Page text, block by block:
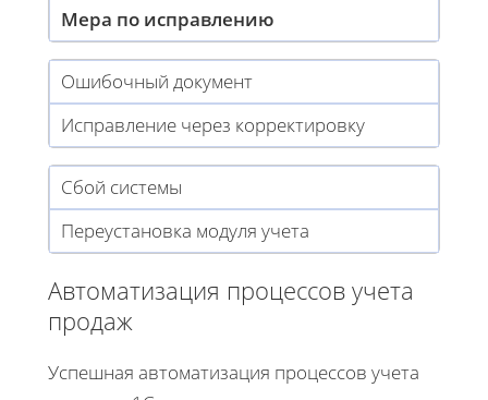
Мера по исправлению
Ошибочный документ
Исправление через корректировку
Сбой системы
Переустановка модуля учета
Автоматизация процессов учета
продаж
Успешная автоматизация процессов учета